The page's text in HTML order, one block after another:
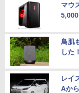
マウ
鳥肌
した！
レイ
Aか